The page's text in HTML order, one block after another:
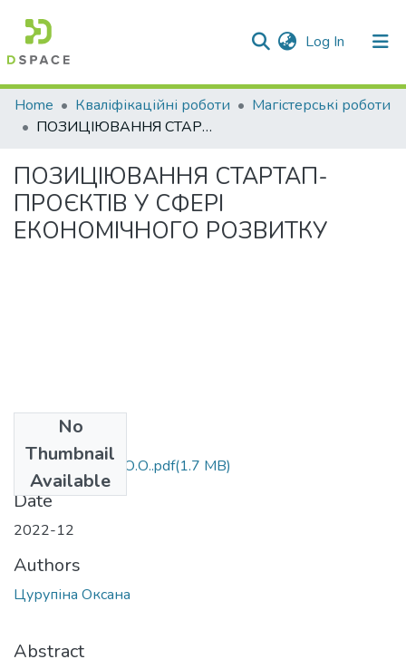
Log In (current)
Communities & Collections
All of DSpace
Statistics
Home Кваліфікаційні роботи
Магістерські роботи
ПОЗИЦІЮВАННЯ СТАРТАП-ПРОЄКТІВ У СФЕРІ ЕКОНОМІЧНОГО РОЗВИТКУ
ПОЗИЦІЮВАННЯ СТАРТАП-
ПРОЄКТІВ У СФЕРІ
ЕКОНОМІЧНОГО РОЗВИТКУ
No
Thumbnail
Available
МР_ЦУРУПІНА О.О..pdf(1.7 MB)
Date
2022-12
Authors
Цурупіна Оксана
Abstract